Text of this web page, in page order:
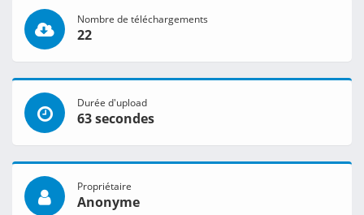
Nombre de téléchargements
22
Durée d'upload
63 secondes
Propriétaire
Anonyme